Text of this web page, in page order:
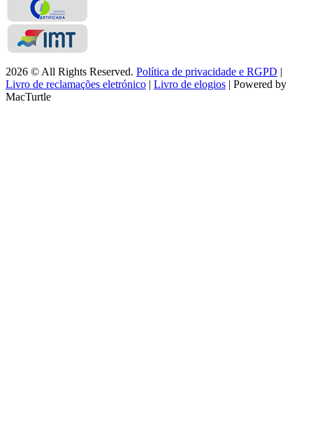
2026 © All Rights Reserved. Política de privacidade e RGPD
Livro de reclamações eletrónico
Livro de elogios | Powered by
MacTurtle